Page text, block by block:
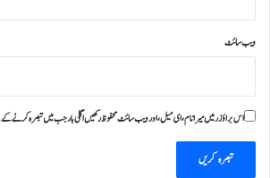
ویب‌ سائٹ
اس براؤزر میں میرا نام، ای میل، اور ویب سائٹ محفوظ رکھیں اگلی بار جب میں تبصرہ کرنے